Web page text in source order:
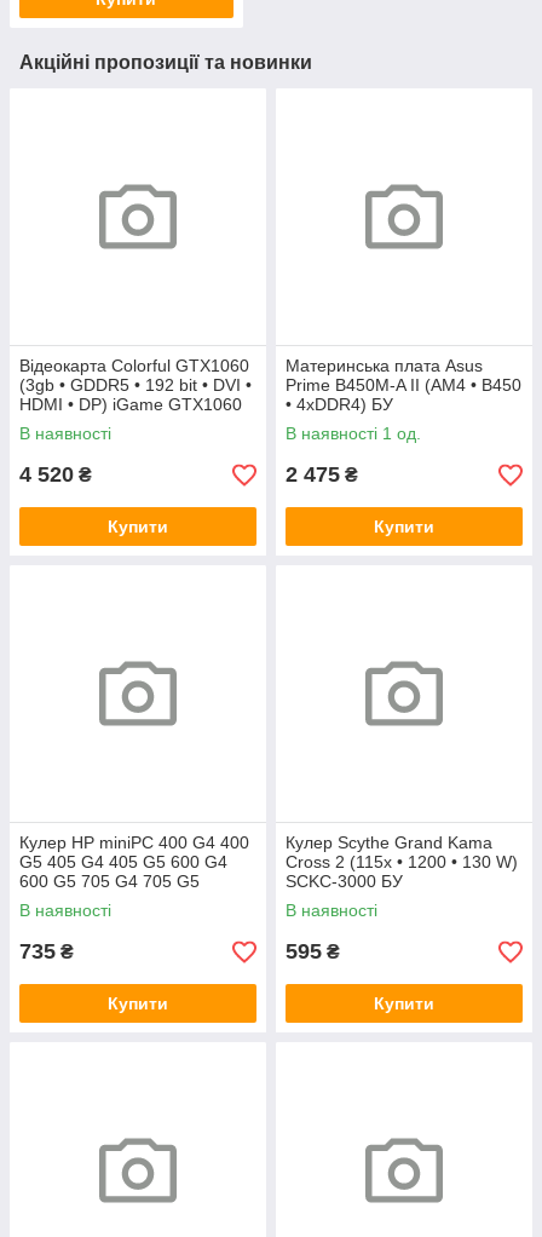
Акційні пропозиції та новинки
Відеокарта Colorful GTX1060
(3gb • GDDR5 • 192 bit • DVI •
HDMI • DP) iGame GTX1060
Vulcan U 3G БУ
В наявності
4 520 ₴
Купити
Материнська плата Asus
Prime B450M-A II (AM4 • B450
• 4xDDR4) БУ
В наявності 1 од.
2 475 ₴
Купити
Кулер HP miniPC 400 G4 400
G5 405 G4 405 G5 600 G4
600 G5 705 G4 705 G5
(L19561-001)
В наявності
735 ₴
Купити
Кулер Scythe Grand Kama
Cross 2 (115x • 1200 • 130 W)
SCKC-3000 БУ
В наявності
595 ₴
Купити